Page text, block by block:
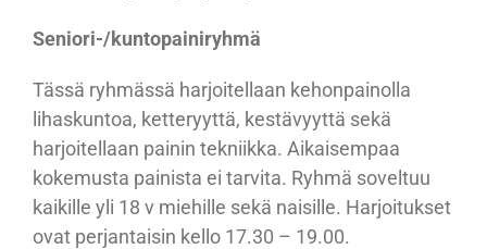
Seniori-/kuntopainiryhmä
Tässä ryhmässä harjoitellaan kehonpainolla
lihaskuntoa, ketteryyttä, kestävyyttä sekä
harjoitellaan painin tekniikka. Aikaisempaa
kokemusta painista ei tarvita. Ryhmä soveltuu
kaikille yli 18 v miehille sekä naisille. Harjoitukset
ovat perjantaisin kello 17.30 – 19.00.